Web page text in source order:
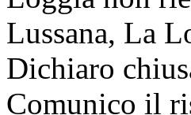
Lussana, La
Dichiaro
Comunico il